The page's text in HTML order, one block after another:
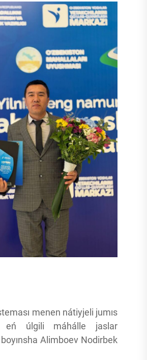
menen nátiyjeli jumıs
eń úlgili máhálle jaslar
Alimboev Nodirbek